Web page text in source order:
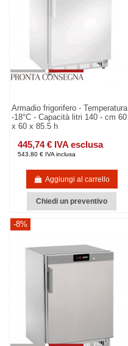
Armadio frigorifero - Temperatura
-18°C - Capacità litri 140 - cm 60
x 60 x 85.5 h
445,74 € IVA esclusa
543,80 € IVA inclusa
Aggiungi al carrello
Chiedi un preventivo
-8%